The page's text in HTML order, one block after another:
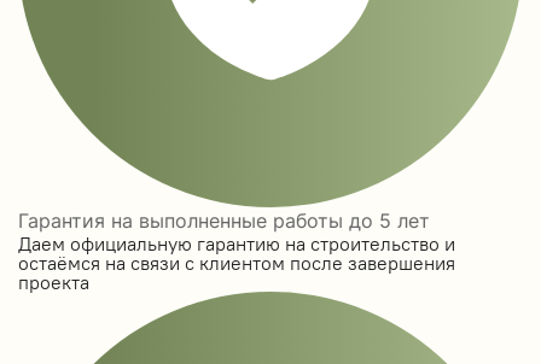
Гарантия на выполненные работы до 5 лет
Даем официальную гарантию на строительство и
остаёмся на связи с клиентом после завершения
проекта